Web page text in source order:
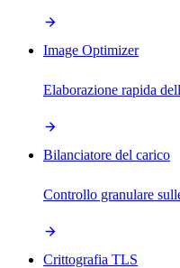
Image Optimizer
Elaborazione rapida
Bilanciatore del carico
Controllo granulare
Crittografia TLS